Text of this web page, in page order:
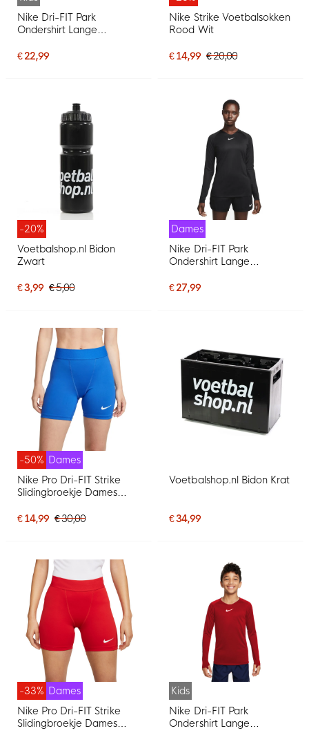
Nike Dri-FIT Park
Ondershirt Lange
€ 22,99
Nike Strike Voetbalsokken
Rood Wit
€ 14,99 € 20,00
-20%
Voetbalshop.nl Bidon
Zwart
€ 3,99 € 5,00
Dames
Nike Dri-FIT Park
Ondershirt Lange
Wit
€ 27,99
-50% Dames
Nike Pro Dri-FIT Strike
Slidingbroekje Dames
€ 14,99 € 30,00
Voetbalshop.nl Bidon Krat
€ 34,99
-33% Dames
Nike Pro Dri-FIT Strike
Slidingbroekje Dames
Kids
Nike Dri-FIT Park
Ondershirt Lange